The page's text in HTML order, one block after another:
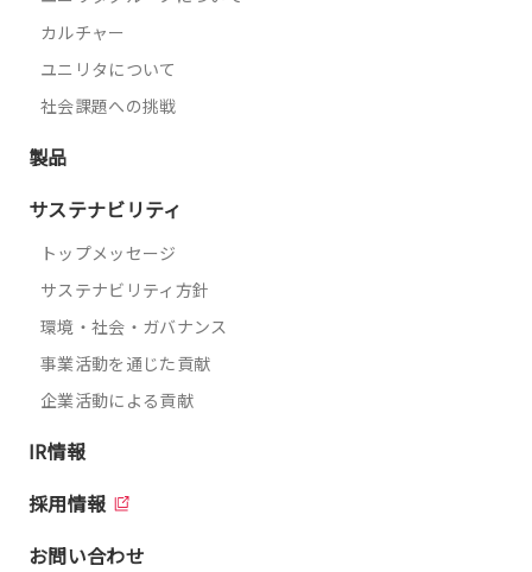
カルチャー
ユニリタについて
社会課題への挑戦
製品
サステナビリティ
トップメッセージ
サステナビリティ方針
環境・社会・ガバナンス
事業活動を通じた貢献
企業活動による貢献
IR情報
採用情報
お問い合わせ